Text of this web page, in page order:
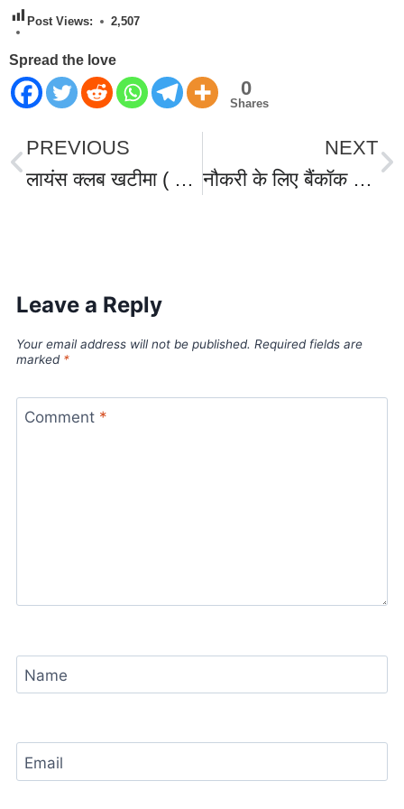
Post Views: 2,507
Spread the love
0
Shares
PREVIOUS
लायंस क्लब खटीमा ( सेवा ) के अध्यक्ष जितेंद्र पारुथी बने लायंस क्लब के जोन चेयरपर्सन
NEXT
नौकरी के लिए बैंकॉक गए खटीमा-बनबसा के लड़कों को म्यांमार में बनाया बंधक, म्यांमार में फंसे पांच लोगों को भारत वापस लाने की परिजनों ने की मांग।
Leave a Reply
Your email address will not be published. Required fields are
marked *
Comment *
Name
Email